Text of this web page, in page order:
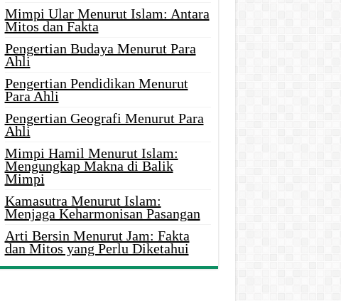
Mimpi Ular Menurut Islam: Antara
Mitos dan Fakta
Pengertian Budaya Menurut Para
Ahli
Pengertian Pendidikan Menurut
Para Ahli
Pengertian Geografi Menurut Para
Ahli
Mimpi Hamil Menurut Islam:
Mengungkap Makna di Balik
Mimpi
Kamasutra Menurut Islam:
Menjaga Keharmonisan Pasangan
Arti Bersin Menurut Jam: Fakta
dan Mitos yang Perlu Diketahui